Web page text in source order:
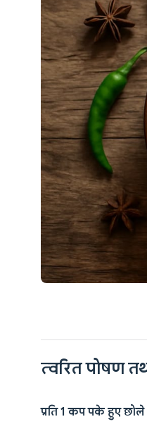
त्वरित पोषण
प्रति 1 कप पके हुए